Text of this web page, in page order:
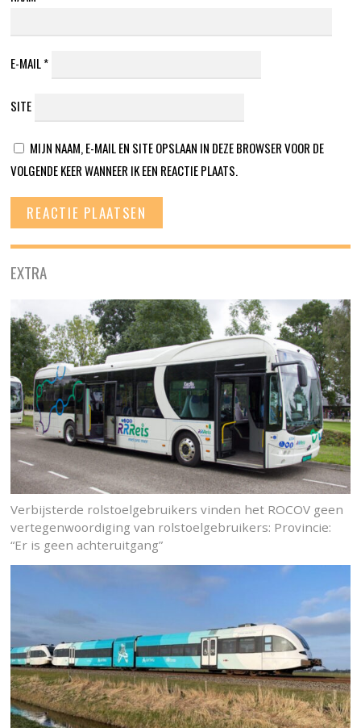
E-MAIL*
SITE
MIJN NAAM, E-MAIL EN SITE OPSLAAN IN DEZE BROWSER VOOR DE
VOLGENDE KEER WANNEER IK EEN REACTIE PLAATS.
EXTRA
Verbijsterde rolstoelgebruikers vinden het ROCOV geen
vertegenwoordiging van rolstoelgebruikers: Provincie:
“Er is geen achteruitgang”